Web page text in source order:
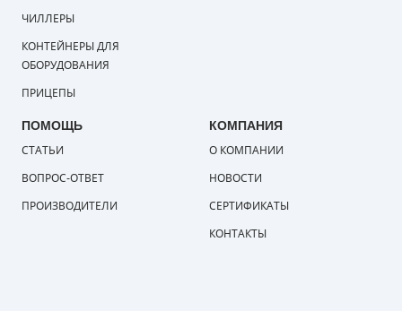
ЧИЛЛЕРЫ
КОНТЕЙНЕРЫ ДЛЯ
ОБОРУДОВАНИЯ
ПРИЦЕПЫ
ПОМОЩЬ
СТАТЬИ
ВОПРОС-ОТВЕТ
ПРОИЗВОДИТЕЛИ
КОМПАНИЯ
О КОМПАНИИ
НОВОСТИ
СЕРТИФИКАТЫ
КОНТАКТЫ